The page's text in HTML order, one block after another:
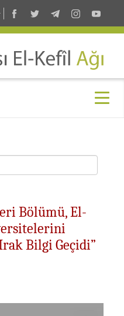
Bölümü, El-
Bilgi Geçidi”